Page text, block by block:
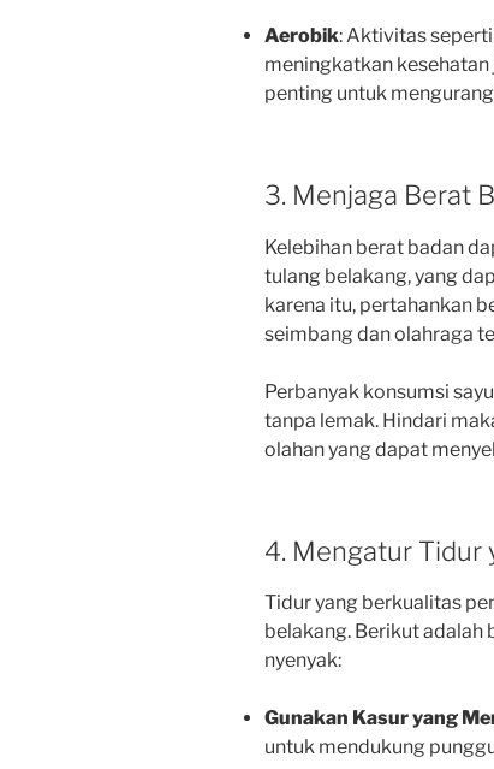
Aerobik: Aktivitas
meningkatkan
penting untuk
3. Menjaga Berat
Kelebihan berat badan
tulang belakang, yang
karena itu, pertahankan
seimbang dan olahraga
Perbanyak konsumsi
tanpa lemak. Hindari
olahan yang dapat
4. Mengatur Tidur
Tidur yang berkualitas
belakang. Berikut adalah
nyenyak:
Gunakan Kasur yang
untuk mendukung